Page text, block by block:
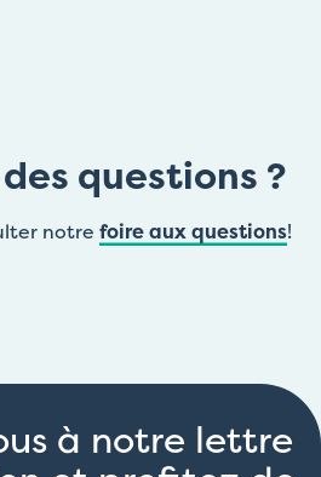
questions ?
notre foire aux questions!
à notre lettre